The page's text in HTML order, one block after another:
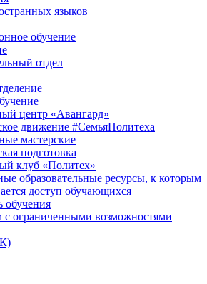
языков
обучение
отдел
центр «Авангард»
движение #СемьяПолитеха
мастерские
подготовка
клуб «Политех»
образовательные ресурсы, к которым
доступ обучающихся
обучения
с ограниченными возможностями